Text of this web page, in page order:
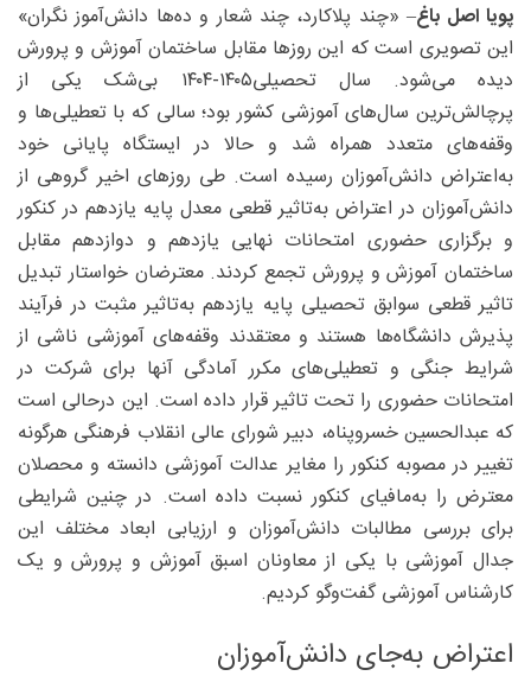
پویا اصل باغ– «چند پلاکارد، چند شعار و ده‌ها دانش‌آموز نگران»
این تصویری است که این روزها مقابل ساختمان‌ آموزش و پرورش
دیده می‌شود. سال تحصیلی۱۴۰۵-۱۴۰۴ بی‌شک یکی از
پرچالش‌ترین سال‌های آموزشی کشور بود؛ سالی که با تعطیلی‌ها و
وقفه‌های متعدد همراه شد و حالا در ایستگاه پایانی خود
به‌اعتراض دانش‌آموزان رسیده است. طی روزهای اخیر گروهی از
دانش‌آموزان در اعتراض به‌تاثیر قطعی معدل پایه یازدهم در کنکور
و برگزاری حضوری امتحانات نهایی یازدهم و دوازدهم مقابل
ساختمان آموزش و پرورش تجمع کردند. معترضان خواستار تبدیل
تاثیر قطعی سوابق تحصیلی پایه یازدهم به‌تاثیر مثبت در فرآیند
پذیرش دانشگاه‌ها هستند و معتقدند وقفه‌های آموزشی ناشی از
شرایط جنگی و تعطیلی‌های مکرر آمادگی آنها برای شرکت در
امتحانات حضوری را تحت تاثیر قرار داده است. این درحالی است
که عبدالحسین خسروپناه، دبیر شورای عالی انقلاب فرهنگی هرگونه
تغییر در مصوبه کنکور را مغایر عدالت آموزشی دانسته و محصلان
معترض را به‌مافیای کنکور نسبت داده است. در چنین شرایطی
برای بررسی مطالبات دانش‌آموزان و ارزیابی ابعاد مختلف این
جدال آموزشی با یکی از معاونان اسبق آموزش و پرورش و یک
کارشناس آموزشی گفت‌وگو کردیم.
اعتراض به‌جای دانش‌آموزان